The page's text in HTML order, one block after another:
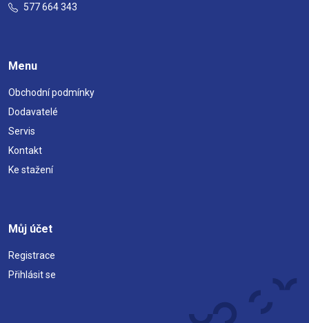
577 664 343
Menu
Obchodní podmínky
Dodavatelé
Servis
Kontakt
Ke stažení
Můj účet
Registrace
Přihlásit se